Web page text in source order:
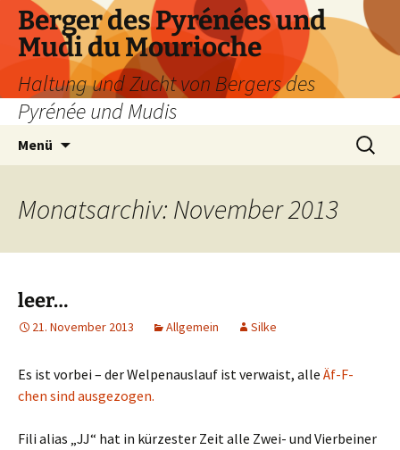
Zum
Inhalt
springen
Berger des Pyrénées und
Mudi du Mourioche
Haltung und Zucht von Bergers des
Pyrénée und Mudis
Menü
Suchen
nach:
Monatsarchiv: November 2013
leer…
21. November 2013 Allgemein Silke
Es ist vorbei – der Welpenauslauf ist verwaist, alle Äf-F-
chen sind ausgezogen.
Fili alias „JJ“ hat in kürzester Zeit alle Zwei- und Vierbeiner